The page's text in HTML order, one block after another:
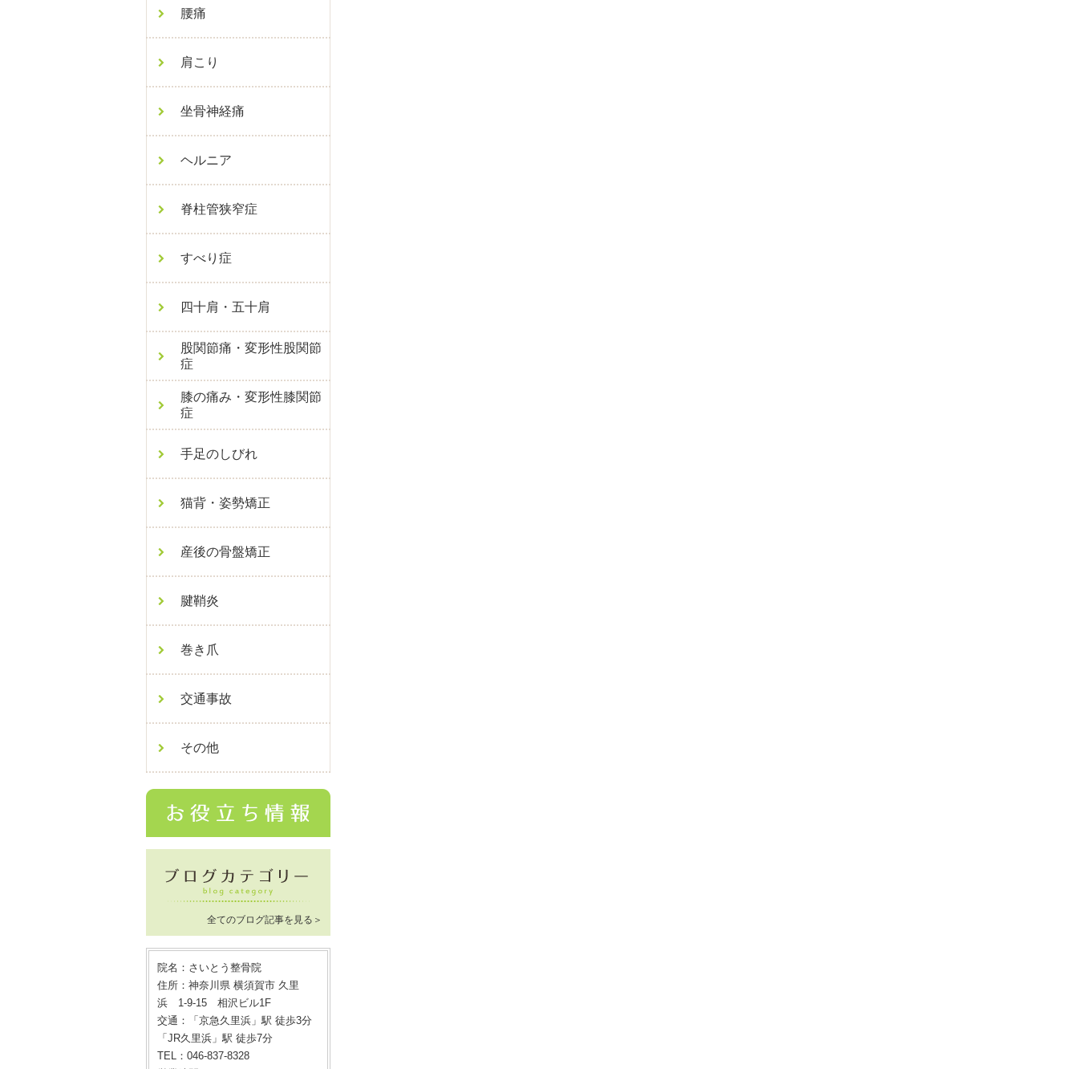
腰痛
肩こり
坐骨神経痛
ヘルニア
脊柱管狭窄症
すべり症
四十肩・五十肩
股関節痛・変形性股関節
症
膝の痛み・変形性膝関節
症
手足のしびれ
猫背・姿勢矯正
産後の骨盤矯正
腱鞘炎
巻き爪
交通事故
その他
全てのブログ記事を見る＞
院名：さいとう整骨院
住所：神奈川県 横須賀市 久里
浜 1-9-15 相沢ビル1F
交通：「京急久里浜」駅 徒歩3分
「JR久里浜」駅 徒歩7分
TEL：046-837-8328